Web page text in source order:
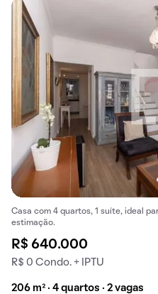
Casa com 4 quartos, 1 suíte, ideal
estimação.
R$ 640.000
R$ 0 Condo. + IPTU
206 m² · 4 quartos · 2 vagas